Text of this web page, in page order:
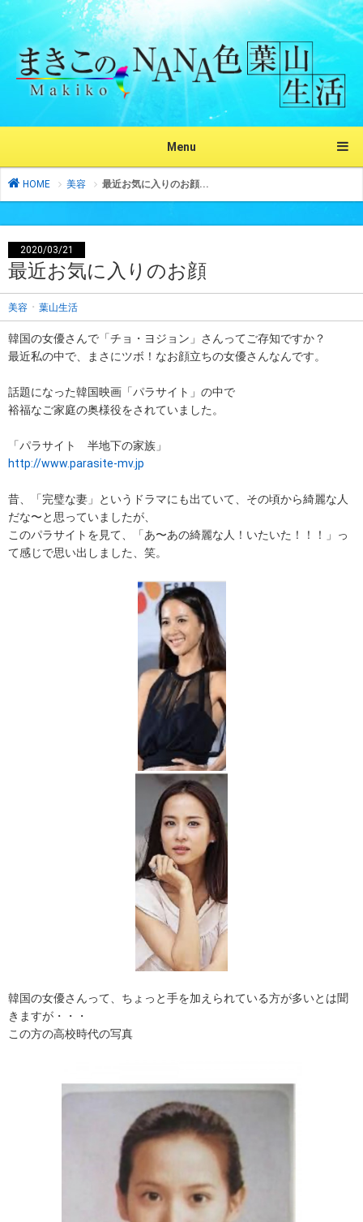
Menu
HOME 美容 最近お気に入りのお顔...
2020/03/21
最近お気に入りのお顔
美容 ・ 葉山生活
韓国の女優さんで「チョ・ヨジョン」さんってご存知ですか？
最近私の中で、まさにツボ！なお顔立ちの女優さんなんです。
話題になった韓国映画「パラサイト」の中で
裕福なご家庭の奥様役をされていました。
「パラサイト 半地下の家族」
http://www.parasite-mv.jp
昔、「完璧な妻」というドラマにも出ていて、その頃から綺麗な人
だな〜と思っていましたが、
このパラサイトを見て、「あ〜あの綺麗な人！いたいた！！！」っ
て感じで思い出しました、笑。
韓国の女優さんって、ちょっと手を加えられている方が多いとは聞
きますが・・・
この方の高校時代の写真